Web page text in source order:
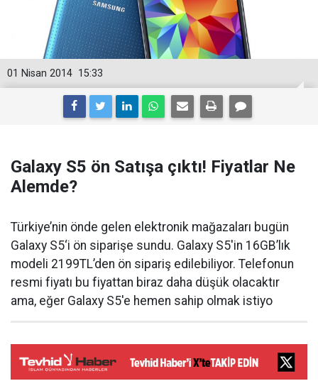
15:33
01 Nisan 2014
Galaxy S5 ön Satışa çıktı! Fiyatlar Ne
Alemde?
Türkiye’nin önde gelen elektronik mağazaları bugün
Galaxy S5‘i ön siparişe sundu. Galaxy S5′in 16GB’lık
modeli 2199TL’den ön sipariş edilebiliyor. Telefonun
resmi fiyatı bu fiyattan biraz daha düşük olacaktır
ama, eğer Galaxy S5′e hemen sahip olmak istiyo